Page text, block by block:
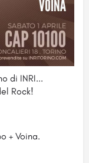
di INRI...
Rock!
+ Voina.